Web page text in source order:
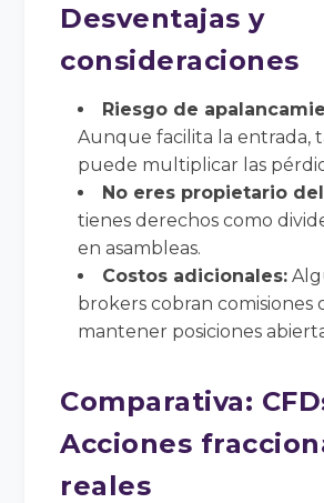
Desventajas y
consideraciones
Riesgo de
Aunque facilita la entrada,
puede multiplicar las
No eres propietario
tienes derechos como
en asambleas.
Costos adicionales:
brokers cobran comisiones
mantener posiciones
Comparativa:
Acciones
reales